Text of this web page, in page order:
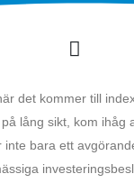
det kommer till
lång sikt, kom ihåg
bara ett